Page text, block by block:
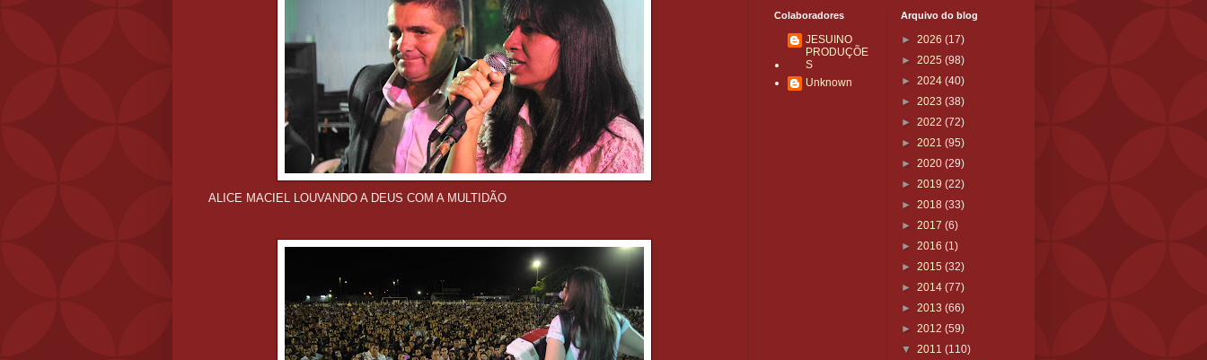
ALICE MACIEL LOUVANDO A DEUS COM A MULTIDÃO
Colaboradores
JESUINO
PRODUÇÕE
S
Unknown
Arquivo do blog
► 2026 (17)
► 2025 (98)
► 2024 (40)
► 2023 (38)
► 2022 (72)
► 2021 (95)
► 2020 (29)
► 2019 (22)
► 2018 (33)
► 2017 (6)
► 2016 (1)
► 2015 (32)
► 2014 (77)
► 2013 (66)
► 2012 (59)
▼ 2011 (110)